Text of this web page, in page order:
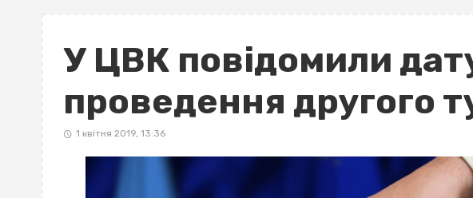
У ЦВК повідомили
проведення другого
1 квітня 2019, 13:36